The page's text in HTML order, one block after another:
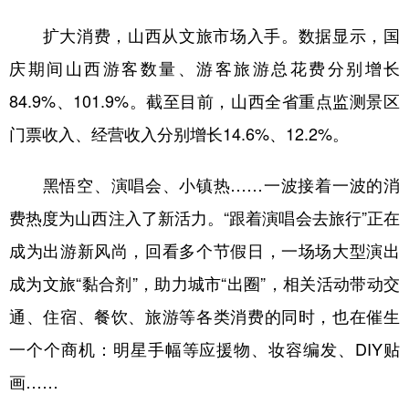
Русский язык 日本語 한국어
Deutsch Português
扩大消费，山西从文旅市场入手。数据显示，国
庆期间山西游客数量、游客旅游总花费分别增长
84.9%、101.9%。截至目前，山西全省重点监测景区
门票收入、经营收入分别增长14.6%、12.2%。
黑悟空、演唱会、小镇热……一波接着一波的消
费热度为山西注入了新活力。“跟着演唱会去旅行”正在
成为出游新风尚，回看多个节假日，一场场大型演出
成为文旅“黏合剂”，助力城市“出圈”，相关活动带动交
通、住宿、餐饮、旅游等各类消费的同时，也在催生
一个个商机：明星手幅等应援物、妆容编发、DIY贴
画……